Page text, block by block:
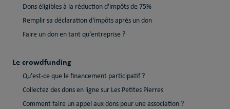
Dons éligibles à la réduction d'impôts de 75%
Remplir sa déclaration d'impôts après un don
Faire un don en tant qu’entreprise ?
Le crowdfunding
Qu’est-ce que le financement participatif ?
Collectez des dons en ligne sur Les Petites Pierres
Comment faire un appel aux dons pour une association ?